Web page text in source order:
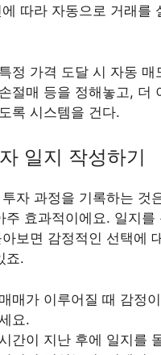
따라 자동으로 거래를
특정 가격 도달 시 자동 매
손절매 등을 정해놓고, 더
도록 시스템을 건다.
일지 작성하기
자 과정을 기록하는 것
주 효과적이에요. 일지를
보면 감정적인 선택에
죠.
매매가 이루어질 때 감정
요.
간이 지난 후에 일지를